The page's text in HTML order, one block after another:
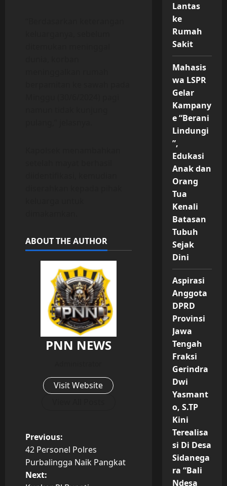
ABOUT THE AUTHOR
PNN NEWS
Visit Website
P
o
Previous:
42 Personel Polres
Purbalingga Naik Pangkat
Next:
Lantas
ke
Rumah
Sakit
Mahasis
wa LSPR
Gelar
Kampany
e “Berani
Lindungi
”,
Edukasi
Anak dan
Orang
Tua
Kenali
Batasan
Tubuh
Sejak
Dini
Aspirasi
Anggota
DPRD
Provinsi
Jawa
Tengah
Fraksi
Gerindra
Dwi
Yasmant
o, S.TP
Kini
Terealisa
si Di Desa
Sidanega
ra “Bali
Ndesa